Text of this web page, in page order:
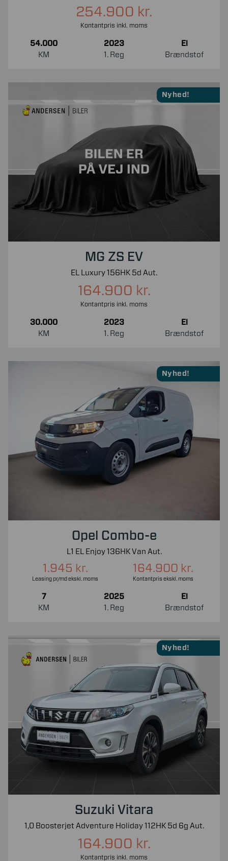
254.900 kr.
Kontantpris inkl. moms
54.000
KM
2023
1. Reg
El
Brændstof
Nyhed!
MG ZS EV
EL Luxury 156HK 5d Aut.
164.900 kr.
Kontantpris inkl. moms
30.000
KM
2023
1. Reg
El
Brændstof
Nyhed!
Opel Combo-e
L1 EL Enjoy 136HK Van Aut.
1.945 kr.
Leasing pr/md ekskl. moms
164.900 kr.
Kontantpris ekskl. moms
7
KM
2025
1. Reg
El
Brændstof
Nyhed!
Suzuki Vitara
1,0 Boosterjet Adventure Holiday 112HK 5d 6g Aut.
164.900 kr.
Kontantpris inkl. moms